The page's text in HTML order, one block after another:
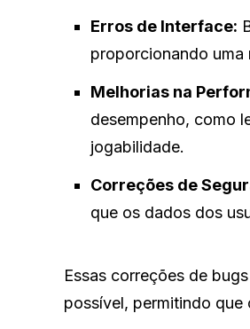
Erros de Interface:
proporcionando uma
Melhorias na
desempenho, como
jogabilidade.
Correções de
que os dados dos
Essas correções de
possível, permitindo que